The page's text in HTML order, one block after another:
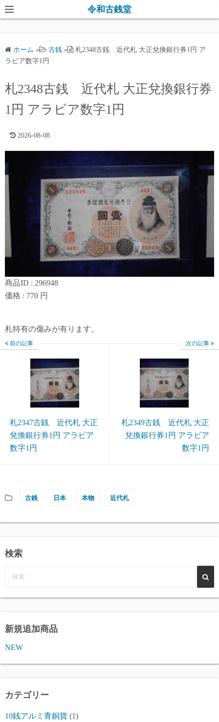
コ
ン
ツ
キ
ッ
令和古銭堂
ホーム » 古銭 »
札2348古銭 近代札 大正兌換銀行券1円 ア
ラビア数字1円
札2348古銭 近代札 大正兌換銀行券
1円 アラビア数字1円
2026-08-08
商品ID : 296948
価格 : 770 円
札特有の傷みが有ります。
前の記事
札2347古銭 近代札 大正
兌換銀行券1円 アラビア
数字1円
次の記事
札2349古銭 近代札 大正
兌換銀行券1円 アラビア
数字1円
古銭 日本 本物 近代札
検索
新規追加商品
NEW
カテゴリー
10銭アルミ青銅貨 (1)